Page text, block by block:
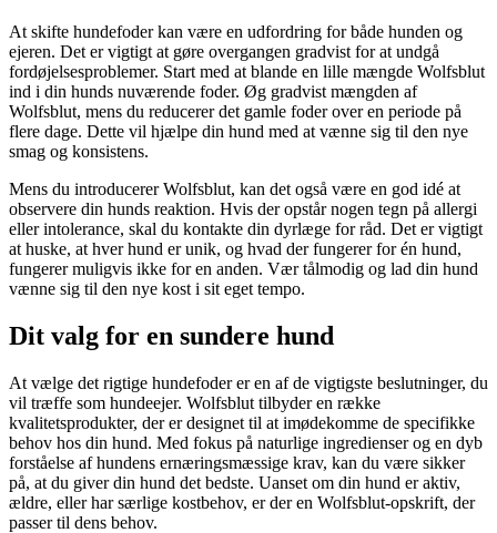
At skifte hundefoder kan være en udfordring for både hunden og
ejeren. Det er vigtigt at gøre overgangen gradvist for at undgå
fordøjelsesproblemer. Start med at blande en lille mængde Wolfsblut
ind i din hunds nuværende foder. Øg gradvist mængden af
Wolfsblut, mens du reducerer det gamle foder over en periode på
flere dage. Dette vil hjælpe din hund med at vænne sig til den nye
smag og konsistens.
Mens du introducerer Wolfsblut, kan det også være en god idé at
observere din hunds reaktion. Hvis der opstår nogen tegn på allergi
eller intolerance, skal du kontakte din dyrlæge for råd. Det er vigtigt
at huske, at hver hund er unik, og hvad der fungerer for én hund,
fungerer muligvis ikke for en anden. Vær tålmodig og lad din hund
vænne sig til den nye kost i sit eget tempo.
Dit valg for en sundere hund
At vælge det rigtige hundefoder er en af de vigtigste beslutninger, du
vil træffe som hundeejer. Wolfsblut tilbyder en række
kvalitetsprodukter, der er designet til at imødekomme de specifikke
behov hos din hund. Med fokus på naturlige ingredienser og en dyb
forståelse af hundens ernæringsmæssige krav, kan du være sikker
på, at du giver din hund det bedste. Uanset om din hund er aktiv,
ældre, eller har særlige kostbehov, er der en Wolfsblut-opskrift, der
passer til dens behov.